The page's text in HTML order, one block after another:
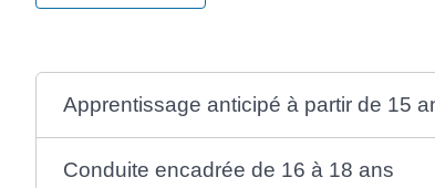
Apprentissage anticipé à partir de 15
Conduite encadrée de 16 à 18 ans